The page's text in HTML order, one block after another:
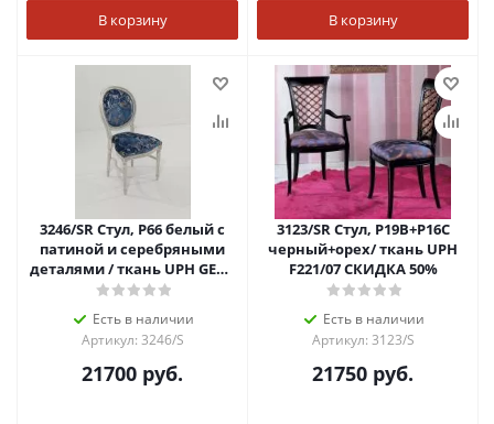
В корзину В корзину
3246/SR Стул, P66 белый с
патиной и серебряными
деталями / ткань UPH GENE
3057 LIGHT BLUE СКИДКА
Есть в наличии
Артикул: 3246/S
21700 руб.
3123/SR Стул, P19B+P16C
черный+орех/ ткань UPH
F221/07 СКИДКА 50%
Есть в наличии
Артикул: 3123/S
21750 руб.